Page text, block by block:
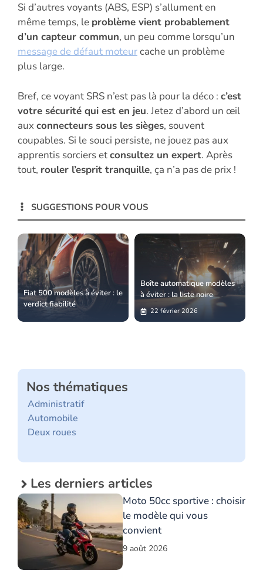
Si d’autres voyants (ABS, ESP) s’allument en
même temps, le problème vient probablement
d’un capteur commun, un peu comme lorsqu’un
message de défaut moteurcache un problème
plus large.
Bref, ce voyant SRS n’est pas là pour la déco : c’est
votre sécurité qui est en jeu. Jetez d’abord un œil
aux connecteurs sous les sièges, souvent
coupables. Si le souci persiste, ne jouez pas aux
apprentis sorciers etconsultez un expert. Après
tout, rouler l’esprit tranquille, ça n’a pas de prix !
SUGGESTIONS POUR VOUS
Fiat 500 modèles à éviter : le
verdict fiabilité
Boîte automatique modèles
à éviter : la liste noire
22 février 2026
Nos thématiques
Administratif
Automobile
Deux roues
Les derniers articles
Moto 50cc sportive : choisir
le modèle qui vous
convient
9 août 2026